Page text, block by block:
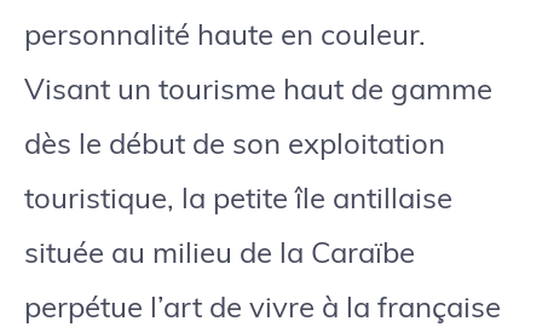
personnalité haute en couleur.
Visant un tourisme haut de gamme
dès le début de son exploitation
touristique, la petite île antillaise
située au milieu de la Caraïbe
perpétue l’art de vivre à la française